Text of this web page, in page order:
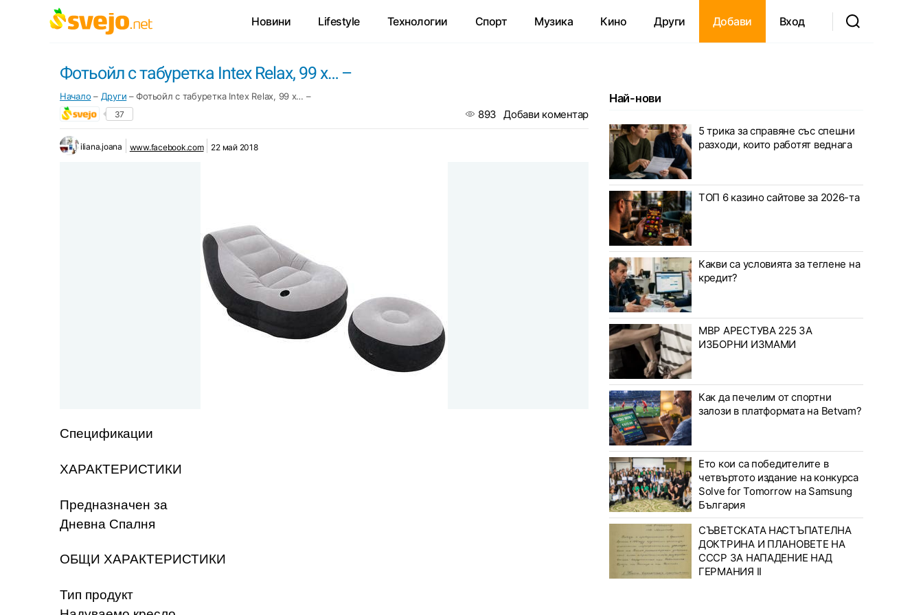
Новини Lifestyle Технологии Спорт Музика Кино Други Добави Вход
Фотьойл с табуретка Intex Relax, 99 x… –
Начало – Други –Фотьойл с табуретка Intex Relax, 99 x… –
37 893 Добави коментар
iliana.joana www.facebook.com 22 май 2018
Спецификации
ХАРАКТЕРИСТИКИ
Предназначен за
Дневна Спалня
ОБЩИ ХАРАКТЕРИСТИКИ
Тип продукт
Най-нови
5 трика за справяне със спешни
разходи, които работят веднага
ТОП 6 казино сайтове за 2026-та
Какви са условията за теглене на
кредит?
МВР АРЕСТУВА 225 ЗА
ИЗБОРНИ ИЗМАМИ
Как да печелим от спортни
залози в платформата на Betvam?
Ето кои са победителите в
четвъртото издание на конкурса
Solve for Tomorrow на Samsung
България
СЪВЕТСКАТА НАСТЪПАТЕЛНА
ДОКТРИНА И ПЛАНОВЕТЕ НА
СССР ЗА НАПАДЕНИЕ НАД
ГЕРМАНИЯ II